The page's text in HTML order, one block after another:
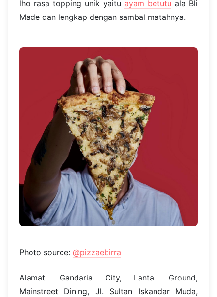
lho rasa topping unik yaitu ayam betutu ala Bli
Made dan lengkap dengan sambal matahnya.
Photo source: @pizzaebirra
Alamat: Gandaria City, Lantai Ground,
Mainstreet Dining, Jl. Sultan Iskandar Muda,